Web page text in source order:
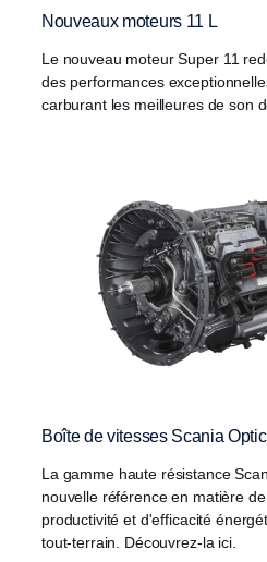
Nouveaux moteurs 11 L
Le nouveau moteur Super 11
des performances
carburant les meilleures de son
Boîte de vitesses Scania
La gamme haute résistance
nouvelle référence en matière
productivité et d'efficacité
tout-terrain. Découvrez-la ici.